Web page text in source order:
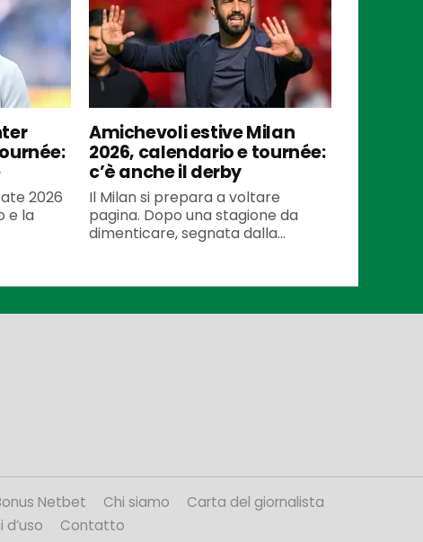
2026
e la
Amichevoli estive Milan
2026, calendario e tournée:
c’è anche il derby
Il Milan si prepara a voltare
pagina. Dopo una stagione da
dimenticare, segnata dalla...
Netbet Chi siamo
Carta del giornalista
d’uso Contatto